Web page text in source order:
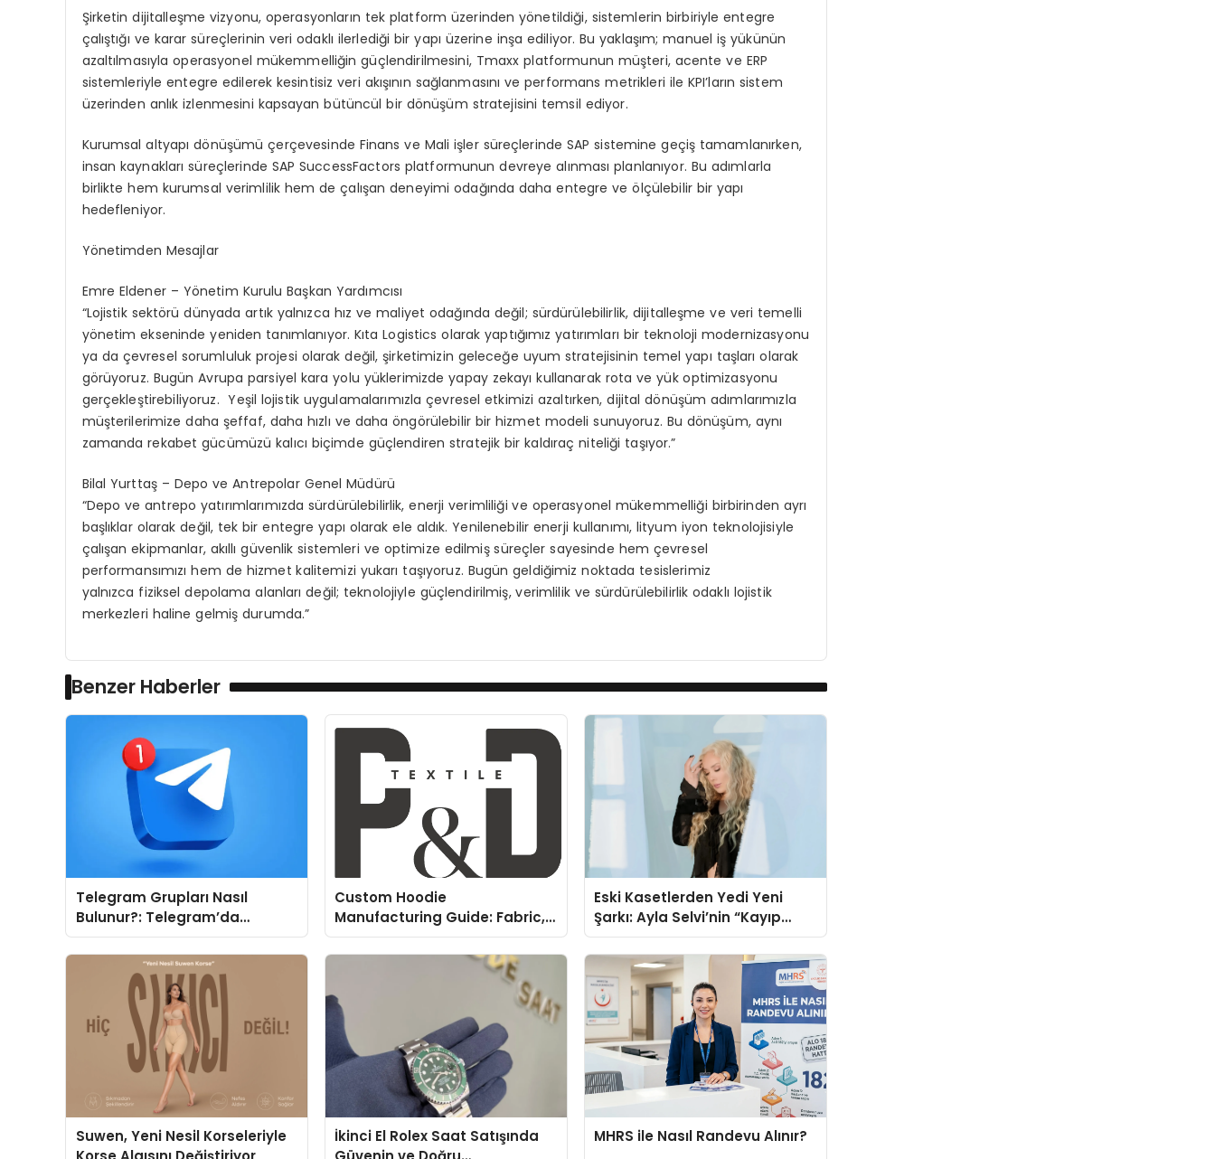
Şirketin dijitalleşme vizyonu, operasyonların tek platform üzerinden yönetildiği, sistemlerin birbiriyle entegre
çalıştığı ve karar süreçlerinin veri odaklı ilerlediği bir yapı üzerine inşa ediliyor. Bu yaklaşım; manuel iş yükünün
azaltılmasıyla operasyonel mükemmelliğin güçlendirilmesini, Tmaxx platformunun müşteri, acente ve ERP
sistemleriyle entegre edilerek kesintisiz veri akışının sağlanmasını ve performans metrikleri ile KPI’ların sistem
üzerinden anlık izlenmesini kapsayan bütüncül bir dönüşüm stratejisini temsil ediyor.
Kurumsal altyapı dönüşümü çerçevesinde Finans ve Mali işler süreçlerindeSAP sistemine geçiş tamamlanırken,
insan kaynakları süreçlerinde SAPSuccessFactors platformunun devreye alınması planlanıyor. Bu adımlarla
birlikte hem kurumsal verimlilik hem de çalışan deneyimi odağında daha entegre ve ölçülebilir bir yapı
hedefleniyor.
Yönetimden Mesajlar
Emre Eldener– Yönetim Kurulu Başkan Yardımcısı
“Lojistik sektörü dünyada artık yalnızca hız ve maliyet odağında değil; sürdürülebilirlik, dijitalleşme ve veri temelli
yönetim ekseninde yeniden tanımlanıyor. Kıta Logistics olarak yaptığımız yatırımları bir teknoloji modernizasyonu
ya da çevresel sorumluluk projesi olarak değil, şirketimizin geleceğe uyum stratejisinin temel yapı taşları olarak
görüyoruz. Bugün Avrupa parsiyel kara yolu yüklerimizde yapay zekayı kullanarak rota ve yük optimizasyonu
gerçekleştirebiliyoruz. Yeşil lojistik uygulamalarımızla çevresel etkimizi azaltırken, dijital dönüşüm adımlarımızla
müşterilerimize daha şeffaf, daha hızlı ve daha öngörülebilir bir hizmet modeli sunuyoruz. Bu dönüşüm, aynı
zamanda rekabet gücümüzü kalıcı biçimde güçlendiren stratejik bir kaldıraç niteliği taşıyor.”
Bilal Yurttaş – Depo ve Antrepolar Genel Müdürü
“Depo ve antrepo yatırımlarımızda sürdürülebilirlik, enerji verimliliği ve operasyonel mükemmelliği birbirinden ayrı
başlıklar olarak değil, tek bir entegre yapı olarak ele aldık. Yenilenebilir enerji kullanımı, lityum iyon teknolojisiyle
çalışan ekipmanlar, akıllı güvenlik sistemleri ve optimize edilmiş süreçler sayesinde hem çevresel
performansımızı hem de hizmet kalitemizi yukarı taşıyoruz. Bugün geldiğimiz noktada tesislerimiz
yalnızca fiziksel depolama alanları değil; teknolojiyle güçlendirilmiş, verimlilik ve sürdürülebilirlik odaklı lojistik
merkezleri haline gelmiş durumda.”
Benzer Haberler
Telegram Grupları Nasıl
Bulunur?: Telegram’da
Topluluk Deneyimini
Geliştirmek
Custom Hoodie
Manufacturing Guide: Fabric,
Fit and Printing Options
Eski Kasetlerden Yedi Yeni
Şarkı: Ayla Selvi’nin “Kayıp
Kasetler 1” Albümü 31
Temmuz’da Çıktı
Suwen, Yeni Nesil Korseleriyle
İkinci El Rolex Saat Satışında
MHRS ile Nasıl Randevu Alınır?